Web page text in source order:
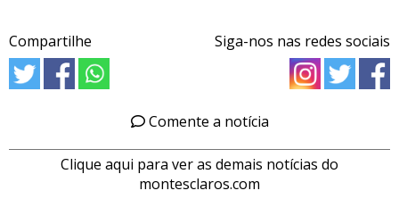
Compartilhe Siga-nos nas redes sociais
Comente a notícia
Clique aqui para ver as demais notícias do
montesclaros.com